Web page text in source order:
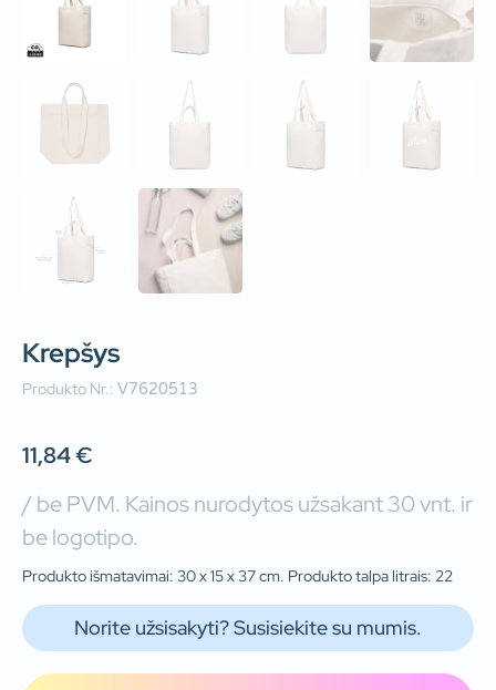
Krepšys
Produkto Nr.: V7620513
11,84€
/ be PVM. Kainos nurodytos užsakant 30 vnt. ir
be logotipo.
Produkto išmatavimai: 30 x 15 x 37 cm. Produkto talpa litrais: 22
Norite užsisakyti? Susisiekite su mumis.